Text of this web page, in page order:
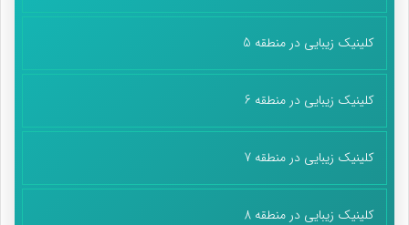
کلینیک زیبایی در منطقه 5
کلینیک زیبایی در منطقه 6
کلینیک زیبایی در منطقه 7
کلینیک زیبایی در منطقه 8